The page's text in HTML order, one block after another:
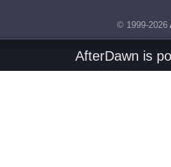
© 1999-2026
AfterDawn is